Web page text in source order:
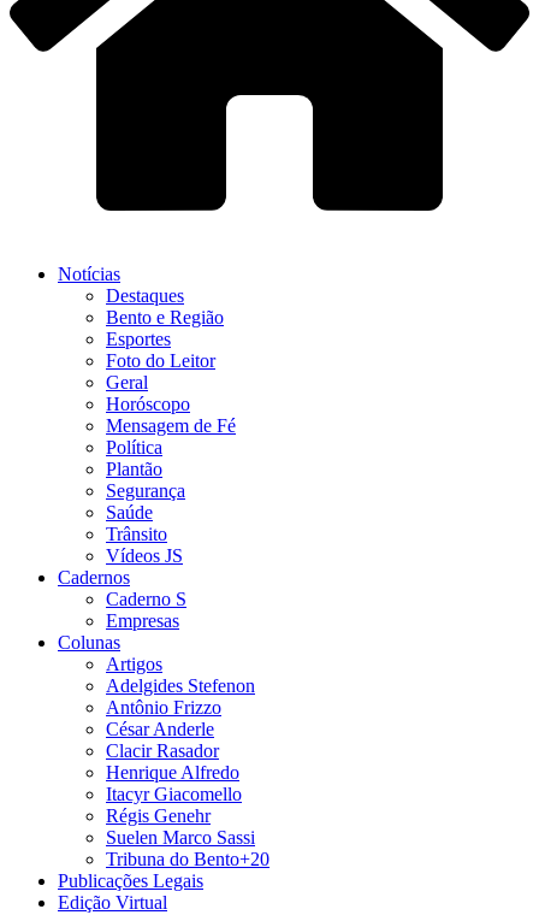
Notícias
Destaques
Bento e Região
Esportes
Foto do Leitor
Geral
Horóscopo
Mensagem de Fé
Política
Plantão
Segurança
Saúde
Trânsito
Vídeos JS
Cadernos
Caderno S
Empresas
Colunas
Artigos
Adelgides Stefenon
Antônio Frizzo
César Anderle
Clacir Rasador
Henrique Alfredo
Itacyr Giacomello
Régis Genehr
Suelen Marco Sassi
Tribuna do Bento+20
Publicações Legais
Edição Virtual